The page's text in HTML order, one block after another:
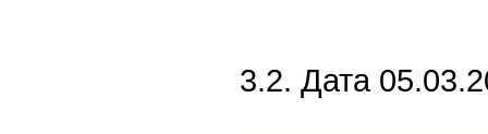
3.2. Дата